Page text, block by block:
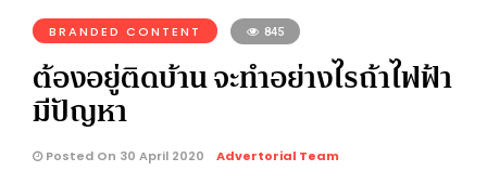
BRANDED CONTENT 845
ต้องอยู่ติดบ้าน จะทำอย่างไรถ้าไฟฟ้า
มีปัญหา
Posted On 30 April 2020 Advertorial Team